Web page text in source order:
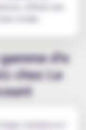
offrant une
totale.
d'e
chez Le
s'achève ici !